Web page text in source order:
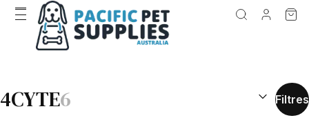
4CYTE6 RÉSULTATS
Filtres